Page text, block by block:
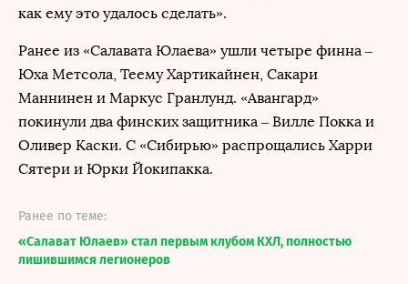
как ему это удалось сделать».
Ранее из «Салавата Юлаева» ушли четыре финна –
Юха Метсола, Теему Хартикайнен, Сакари
Маннинен и Маркус Гранлунд. «Авангард»
покинули два финских защитника – Вилле Покка и
Оливер Каски. С «Сибирью» распрощались Харри
Сятери и Юрки Йокипакка.
Ранее по теме:
«Салават Юлаев» стал первым клубом КХЛ, полностью
лишившимся легионеров